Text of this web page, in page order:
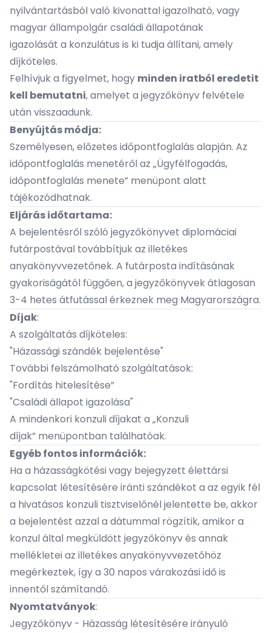
nyilvántartásból való kivonattal igazolható, vagy
magyar állampolgár családi állapotának
igazolását a konzulátus is ki tudja állítani, amely
díjköteles.
Felhívjuk a figyelmet, hogy minden iratból eredetit
kell bemutatni, amelyet a jegyzőkönyv felvétele
után visszaadunk.
Benyújtás módja:
Személyesen, előzetes időpontfoglalás alapján. Az
időpontfoglalás menetéről az „Ügyfélfogadás,
időpontfoglalás menete” menüpont alatt
tájékozódhatnak.
Eljárás időtartama:
A bejelentésről szóló jegyzőkönyvet diplomáciai
futárpostával továbbítjuk az illetékes
anyakönyvvezetőnek. A futárposta indításának
gyakoriságától függően, a jegyzőkönyvek átlagosan
3-4 hetes átfutással érkeznek meg Magyarországra.
Díjak:
A szolgáltatás díjköteles:
"Házassági szándék bejelentése"
További felszámolható szolgáltatások:
"Fordítás hitelesítése”
"Családi állapot igazolása"
A mindenkori konzuli díjakat a „Konzuli
díjak” menüpontban találhatóak.
Egyéb fontos információk:
Ha a házasságkötési vagy bejegyzett élettársi
kapcsolat létesítésére iránti szándékot a az egyik fél
a hivatásos konzuli tisztviselőnél jelentette be, akkor
a bejelentést azzal a dátummal rögzítik, amikor a
konzul által megküldött jegyzőkönyv és annak
mellékletei az illetékes anyakönyvvezetőhöz
megérkeztek, így a 30 napos várakozási idő is
innentől számítandó.
Nyomtatványok:
Jegyzőkönyv - Házasság létesítésére irányuló